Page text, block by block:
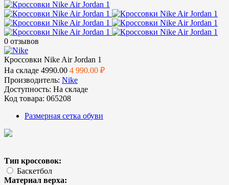
0 отзывов
Кроссовки Nike Air Jordan 1
На складе 4990.00 4 990.00 ₽
Производитель: Nike
Доступность: На складе
Код товара: 065208
Размерная сетка обуви
Тип кроссовок:
Баскетбол
Материал верха: